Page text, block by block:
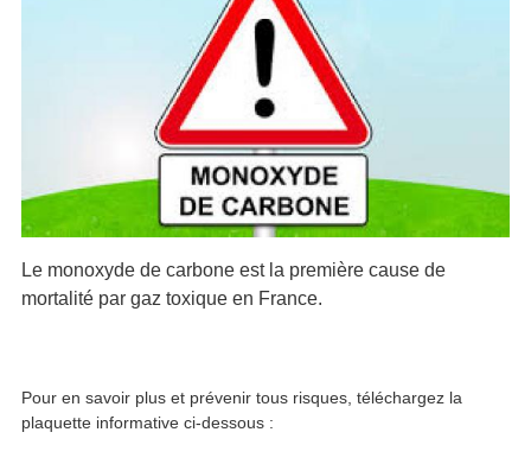
Le monoxyde de carbone est la première cause de
mortalité par gaz toxique en France.
Pour en savoir plus et prévenir tous risques, téléchargez la
plaquette informative ci-dessous :